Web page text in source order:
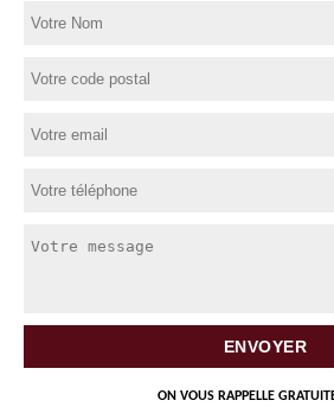
ON VOUS RAPPELLE